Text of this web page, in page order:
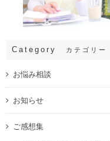
Category カテゴリー
お悩み相談
お知らせ
ご感想集